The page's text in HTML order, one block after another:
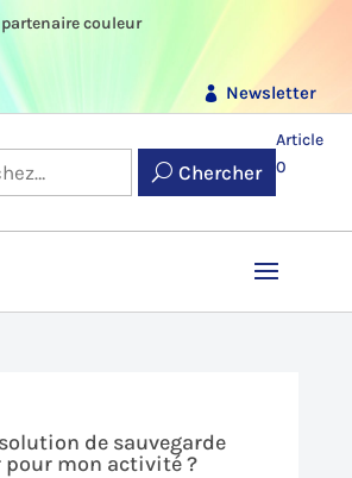
partenaire couleur
Newsletter
Chercher
Article
0
de sauvegarde
mon activité ?